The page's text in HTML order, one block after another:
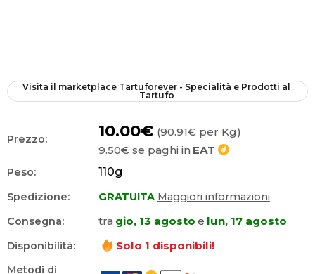
Visita il marketplace Tartuforever - Specialità e Prodotti al
Tartufo
Prezzo: 10.00€ (90.91€ per Kg)
9.50€ se paghi in EAT
Peso: 110g
Spedizione: GRATUITA Maggiori informazioni
Consegna:
tra gio, 13 agosto e lun, 17 agosto
Disponibilità: Solo 1 disponibili!
Metodi di